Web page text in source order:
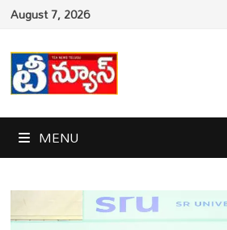
Skip
content
August 7, 2026
MENU